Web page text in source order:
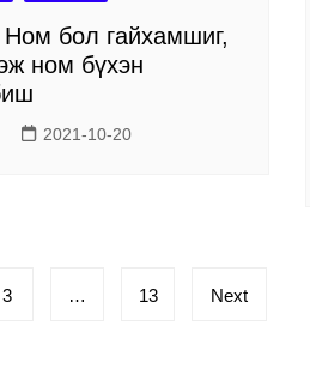
бол гайхамшиг,
ном бүхэн
2021-10-20
3 … 13 Next